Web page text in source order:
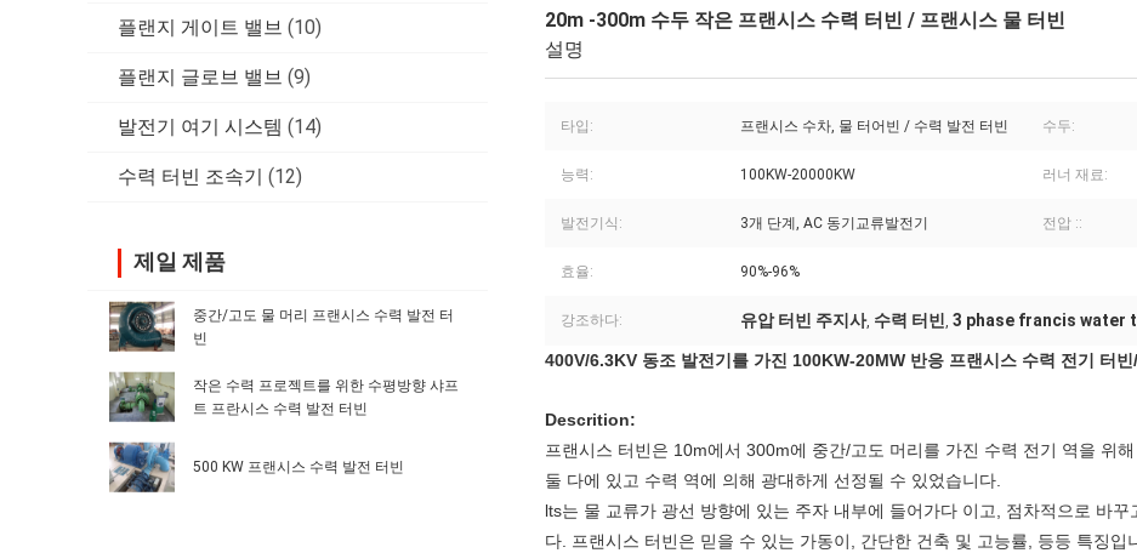
플랜지 게이트 밸브 (10)
플랜지 글로브 밸브 (9)
발전기 여기 시스템 (14)
수력 터빈 조속기 (12)
제일 제품
중간/고도 물 머리 프랜시스 수력 발전 터
빈
작은 수력 프로젝트를 위한 수평방향 샤프
트 프란시스 수력 발전 터빈
500 KW 프랜시스 수력 발전 터빈
20m -300m 수두 작은 프랜시스 수력 터빈 / 프랜시스 물 터빈
설명
타입: 프랜시스 수차, 물 터어빈 / 수력 발전 터빈 수두:
능력: 100KW-20000KW 러너 재료:
발전기식: 3개 단계, AC 동기교류발전기 전압 ::
효율: 90%-96%
강조하다: 유압 터빈 주지사, 수력 터빈, 3 phase francis water
400V/6.3KV 동조 발전기를 가진 100KW-20MW 반응 프랜시스 수력 전기 터
Descrition:
프랜시스 터빈은 10m에서 300m에 중간/고도 머리를 가진 수력 전기 역을 위
둘 다에 있고 수력 역에 의해 광대하게 선정될 수 있었습니다.
lts는 물 교류가 광선 방향에 있는 주자 내부에 들어가다 이고, 점차적으로 바
다. 프랜시스 터빈은 믿을 수 있는 가동이, 간단한 건축 및 고능률, 등등 특징입